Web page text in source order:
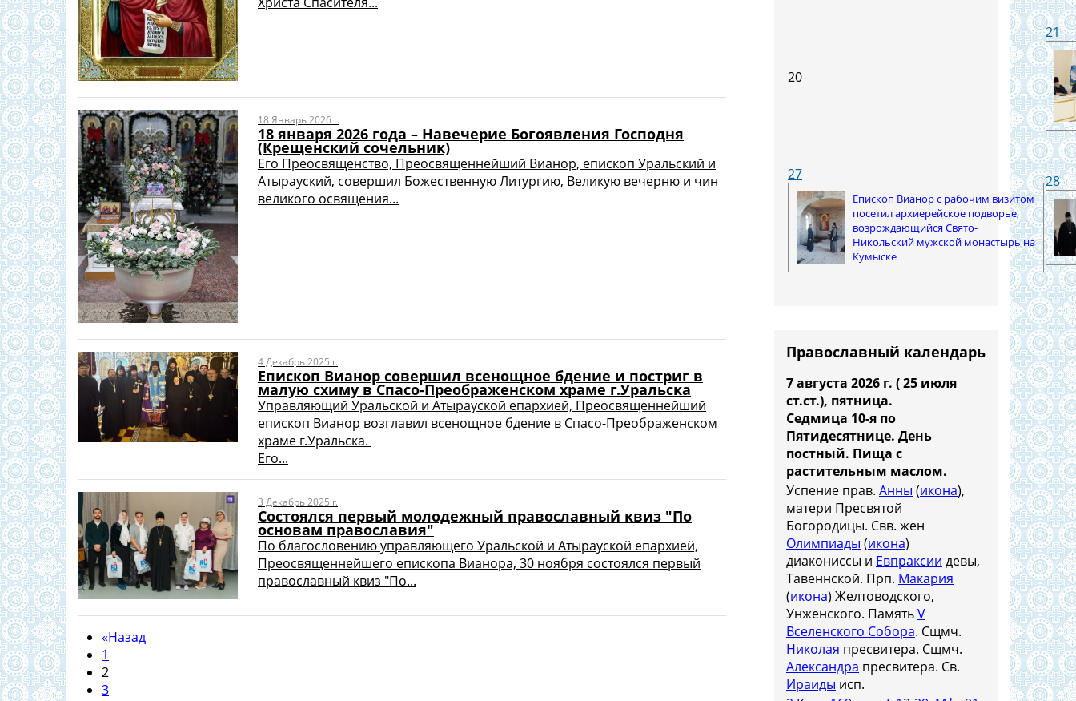
18 Январь 2026 г.
18 января 2026 года – Навечерие Богоявления Господня
(Крещенский сочельник)
Его Преосвященство, Преосвященнейший Вианор, епископ Уральский и
Атырауский, совершил Божественную Литургию, Великую вечерню и чин
великого освящения...
4 Декабрь 2025 г.
Епископ Вианор совершил всенощное бдение и постриг в
малую схиму в Спасо-Преображенском храме г.Уральска
Управляющий Уральской и Атырауской епархией, Преосвященнейший
епископ Вианор возглавил всенощное бдение в Спасо-Преображенском
храме г.Уральска.
Его...
3 Декабрь 2025 г.
Состоялся первый молодежный православный квиз "По
основам православия"
По благословению управляющего Уральской и Атырауской епархией,
Преосвященнейшего епископа Вианора, 30 ноября состоялся первый
православный квиз "По...
«Назад
1
2
3
20
21
27
Епископ Вианор с рабочим визитом
посетил архиерейское подворье,
возрождающийся Свято-
Никольский мужской монастырь на
Кумыске
28
Православный календарь
7 августа 2026 г. ( 25 июля
ст.ст.), пятница.
Седмица 10-я по
Пятидесятнице. День
постный. Пища с
растительным маслом.
Успение прав. Анны (икона),
матери Пресвятой
Богородицы. Свв. жен
Олимпиады (икона)
диакониссы и Евпраксии девы,
Тавеннской. Прп. Макария
(икона) Желтоводского,
Унженского. ПамятьV
Вселенского Собора. Сщмч.
Николая пресвитера. Сщмч.
Александра пресвитера. Св.
Ираиды исп.